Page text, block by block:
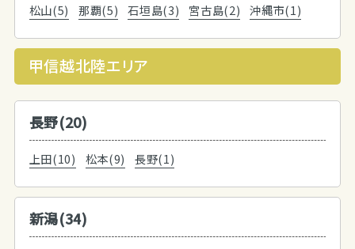
松山(5) 那覇(5) 石垣島(3) 宮古島(2) 沖縄市(1)
甲信越北陸エリア
長野(20)
上田(10) 松本(9) 長野(1)
新潟(34)